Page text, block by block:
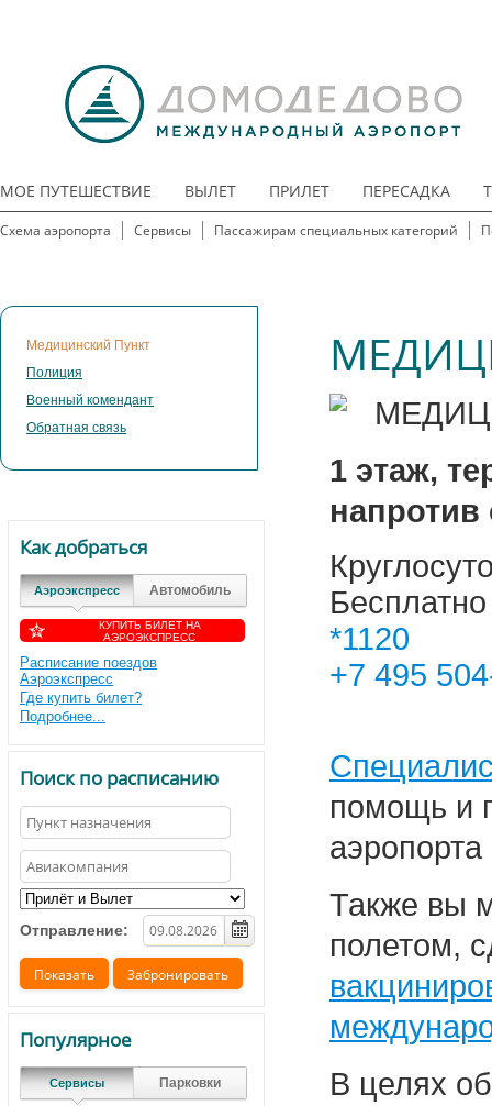
МОЕ ПУТЕШЕСТВИЕ ВЫЛЕТ ПРИЛЕТ ПЕРЕСАДКА
Схема аэропорта Сервисы Пассажирам специальных категорий
Медицинский Пункт
Полиция
Военный комендант
Обратная связь
Как добраться
Аэроэкспресс Автомобиль
КУПИТЬ БИЛЕТ НА
АЭРОЭКСПРЕСС
Расписание поездов
Аэроэкспресс
Где купить билет?
Подробнее...
Поиск по расписанию
Отправление:
Популярное
Сервисы Парковки
1 этаж,
напротив
Бесплатно
*1120
+7 495
помощь и
Также вы
полетом,
В целях